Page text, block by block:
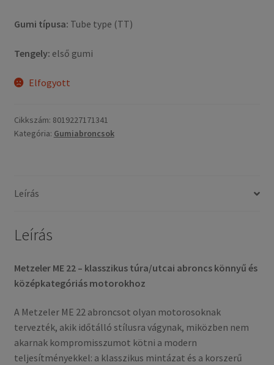
Gumi típusa: Tube type (TT)
Tengely: első gumi
Elfogyott
Cikkszám: 8019227171341
Kategória: Gumiabroncsok
Leírás
Leírás
Metzeler ME 22 – klasszikus túra/utcai abroncs könnyű és
középkategóriás motorokhoz
A Metzeler ME 22 abroncsot olyan motorosoknak
tervezték, akik időtálló stílusra vágynak, miközben nem
akarnak kompromisszumot kötni a modern
teljesítményekkel: a klasszikus mintázat és a korszerű